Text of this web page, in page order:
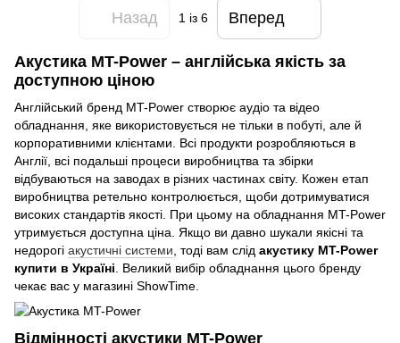
Назад 1 із 6 Вперед
Акустика MT-Power – англійська якість за
доступною ціною
Англійський бренд MT-Power створює аудіо та відео
обладнання, яке використовується не тільки в побуті, але й
корпоративними клієнтами. Всі продукти розробляються в
Англії, всі подальші процеси виробництва та збірки
відбуваються на заводах в різних частинах світу. Кожен етап
виробництва ретельно контролюється, щоби дотримуватися
високих стандартів якості. При цьому на обладнання MT-Power
утримується доступна ціна. Якщо ви давно шукали якісні та
недорогі акустичні системи , тоді вам слід акустику MT-Power
купити в Україні . Великий вибір обладнання цього бренду
чекає вас у магазині ShowTime.
Відмінності акустики MT-Power